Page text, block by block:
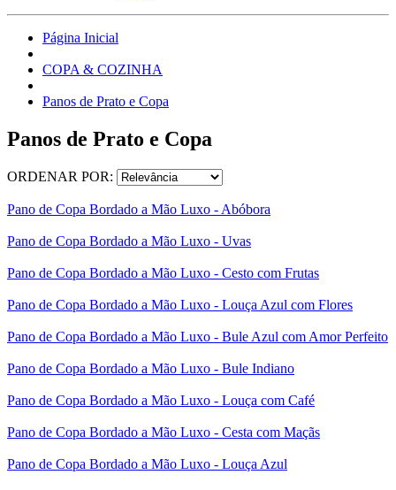
Página Inicial
COPA & COZINHA
Panos de Prato e Copa
Panos de Prato e Copa
ORDENAR POR:
Pano de Copa Bordado a Mão Luxo - Abóbora
Pano de Copa Bordado a Mão Luxo - Uvas
Pano de Copa Bordado a Mão Luxo - Cesto com Frutas
Pano de Copa Bordado a Mão Luxo - Louça Azul com Flores
Pano de Copa Bordado a Mão Luxo - Bule Azul com Amor Perfeito
Pano de Copa Bordado a Mão Luxo - Bule Indiano
Pano de Copa Bordado a Mão Luxo - Louça com Café
Pano de Copa Bordado a Mão Luxo - Cesta com Maçãs
Pano de Copa Bordado a Mão Luxo - Louça Azul